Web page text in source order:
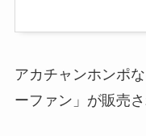
アカチャンホンポ
ーファン」が販売さ